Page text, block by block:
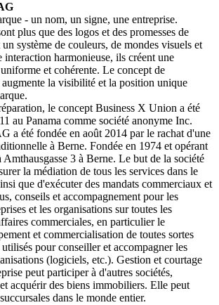
- un nom, un signe, une entreprise.
plus que des logos et des promesses de
système de couleurs, de mondes visuels et
interaction harmonieuse, ils créent une
et cohérente. Le concept de
la visibilité et la position unique
le concept Business X Union a été
au Panama comme société anonyme Inc.
a été fondée en août 2014 par le rachat d'une
à Berne. Fondée en 1974 et opérant
Amthausgasse 3 à Berne. Le but de la société
la médiation de tous les services dans le
que d'exécuter des mandats commerciaux et
conseils et accompagnement pour les
et les organisations sur toutes les
commerciales, en particulier le
et commercialisation de toutes sortes
pour conseiller et accompagner les
(logiciels, etc.). Gestion et courtage
peut participer à d'autres sociétés,
acquérir des biens immobiliers. Elle peut
dans le monde entier.